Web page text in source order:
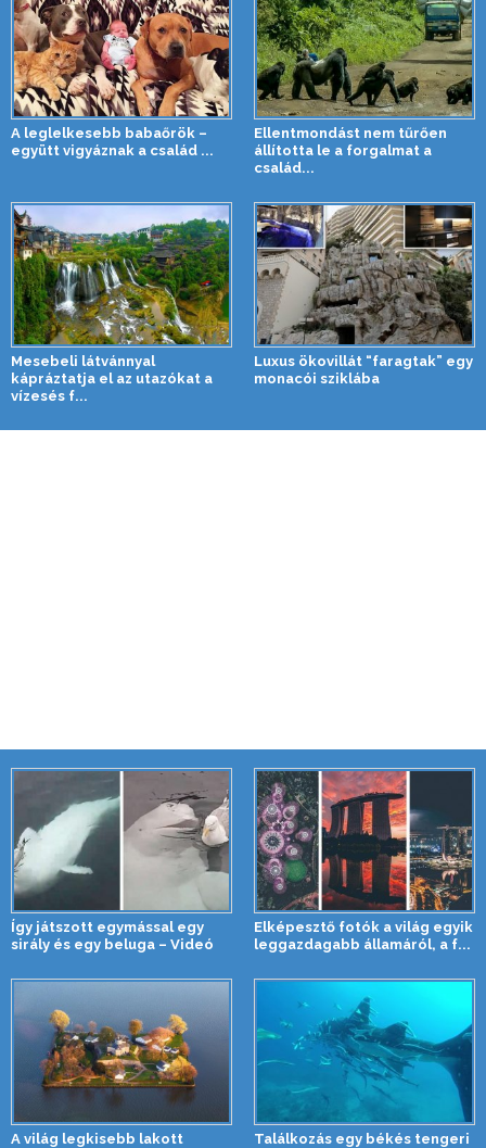
A leglelkesebb babaőrök –
együtt vigyáznak a család ...
Ellentmondást nem tűrően
állította le a forgalmat a
család...
Mesebeli látvánnyal
kápráztatja el az utazókat a
vízesés f...
Luxus ökovillát “faragtak” egy
monacói sziklába
Így játszott egymással egy
sirály és egy beluga – Videó
Elképesztő fotók a világ egyik
leggazdagabb államáról, a f...
A világ legkisebb lakott
Találkozás egy békés tengeri